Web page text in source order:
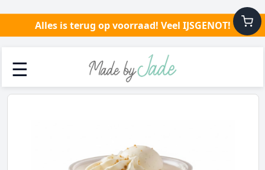
Alles is terug op voorraad! Veel IJSGENOT!
☰